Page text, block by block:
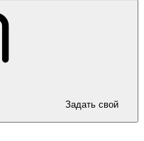
Задать свой